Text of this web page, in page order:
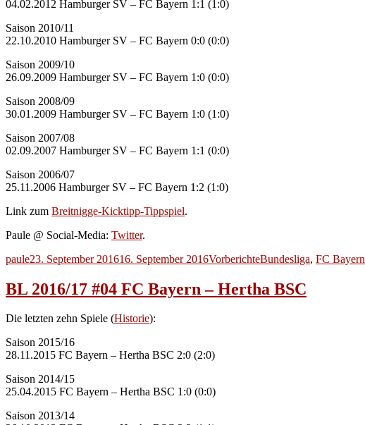
04.02.2012 Hamburger SV – FC Bayern 1:1 (1:0)
Saison 2010/11
22.10.2010 Hamburger SV – FC Bayern 0:0 (0:0)
Saison 2009/10
26.09.2009 Hamburger SV – FC Bayern 1:0 (0:0)
Saison 2008/09
30.01.2009 Hamburger SV – FC Bayern 1:0 (1:0)
Saison 2007/08
02.09.2007 Hamburger SV – FC Bayern 1:1 (0:0)
Saison 2006/07
25.11.2006 Hamburger SV – FC Bayern 1:2 (1:0)
Link zum Breitnigge-Kicktipp-Tippspiel.
Paule @ Social-Media: Twitter.
Autor
pauleVeröffentlicht
23. September 201616. September 2016Kategorien
VorberichteSchlagwörter
Bundesliga, FC Bayern
BL 2016/17 #04 FC Bayern – Hertha BSC
Die letzten zehn Spiele (Historie):
Saison 2015/16
28.11.2015 FC Bayern – Hertha BSC 2:0 (2:0)
Saison 2014/15
25.04.2015 FC Bayern – Hertha BSC 1:0 (0:0)
Saison 2013/14